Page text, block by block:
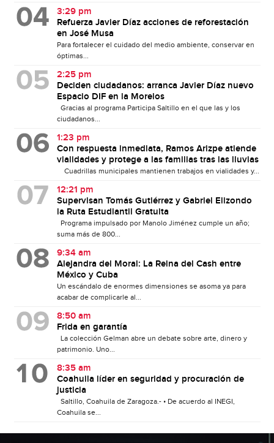
3:29 pm
Refuerza Javier Díaz acciones de reforestación
en José Musa
Para fortalecer el cuidado del medio ambiente, conservar en
óptimas...
2:25 pm
Deciden ciudadanos: arranca Javier Díaz nuevo
Espacio DIF en la Morelos
Gracias al programa Participa Saltillo en el que las y los
ciudadanos...
1:23 pm
Con respuesta inmediata, Ramos Arizpe atiende
vialidades y protege a las familias tras las lluvias
Cuadrillas municipales mantienen trabajos en vialidades y...
12:21 pm
Supervisan Tomás Gutiérrez y Gabriel Elizondo
la Ruta Estudiantil Gratuita
Programa impulsado por Manolo Jiménez cumple un año;
suma más de 800...
9:34 am
Alejandra del Moral: La Reina del Cash entre
México y Cuba
Un escándalo de enormes dimensiones se asoma ya para
acabar de complicarle al...
8:50 am
Frida en garantía
La colección Gelman abre un debate sobre arte, dinero y
patrimonio. Uno...
8:35 am
Coahuila líder en seguridad y procuración de
justicia
Saltillo, Coahuila de Zaragoza.- • De acuerdo al INEGI,
Coahuila se...